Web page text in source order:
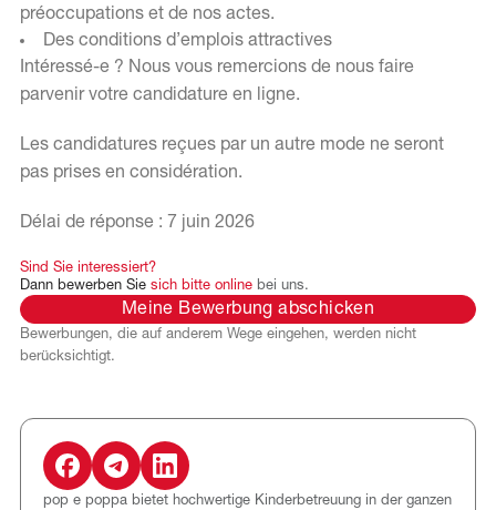
préoccupations et de nos actes.
Des conditions d’emplois attractives
Intéressé-e ? Nous vous remercions de nous faire
parvenir votre candidature en ligne.
Les candidatures reçues par un autre mode ne seront
pas prises en considération.
Délai de réponse : 7 juin 2026
Sind Sie interessiert?
Dann bewerben Sie sich bitte online bei uns.
Meine Bewerbung abschicken
Bewerbungen, die auf anderem Wege eingehen, werden nicht
berücksichtigt.
pop e poppa bietet hochwertige Kinderbetreuung in der ganzen